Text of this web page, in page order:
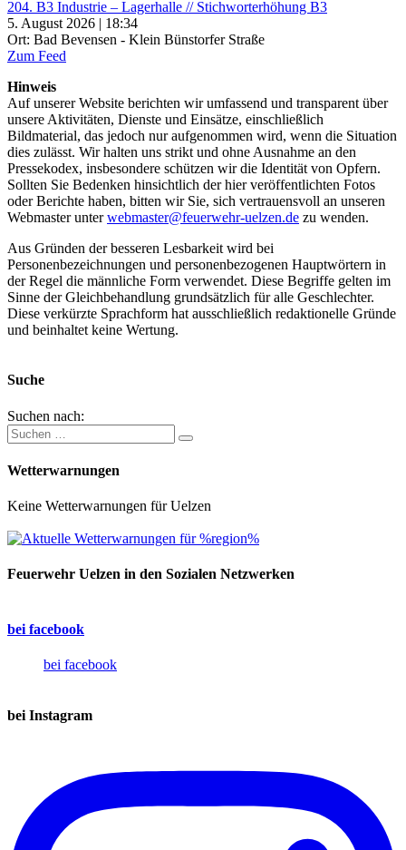
204. B3 Industrie – Lagerhalle // Stichworterhöhung B3
5. August 2026 | 18:34
Ort: Bad Bevensen - Klein Bünstorfer Straße
Zum Feed
Hinweis
Auf unserer Website berichten wir umfassend und transparent über
unsere Aktivitäten, Dienste und Einsätze, einschließlich
Bildmaterial, das jedoch nur aufgenommen wird, wenn die Situation
dies zulässt. Wir halten uns strikt und ohne Ausnahme an den
Pressekodex, insbesondere schützen wir die Identität von Opfern.
Sollten Sie Bedenken hinsichtlich der hier veröffentlichten Fotos
oder Berichte haben, bitten wir Sie, sich vertrauensvoll an unseren
Webmaster unterwebmaster@feuerwehr-uelzen.de zu wenden.
Aus Gründen der besseren Lesbarkeit wird bei
Personenbezeichnungen und personenbezogenen Hauptwörtern in
der Regel die männliche Form verwendet. Diese Begriffe gelten im
Sinne der Gleichbehandlung grundsätzlich für alle Geschlechter.
Diese verkürzte Sprachform hat ausschließlich redaktionelle Gründe
und beinhaltet keine Wertung.
Suche
Suchen nach:
Wetterwarnungen
Keine Wetterwarnungen für Uelzen
Feuerwehr Uelzen in den Sozialen Netzwerken
bei facebook
bei facebook
bei Instagram